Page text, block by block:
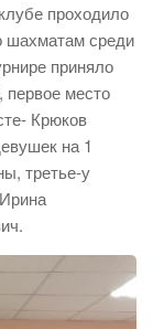
проходило
шахматам среди
приняло
первое место
Крюков
на 1
третье-у